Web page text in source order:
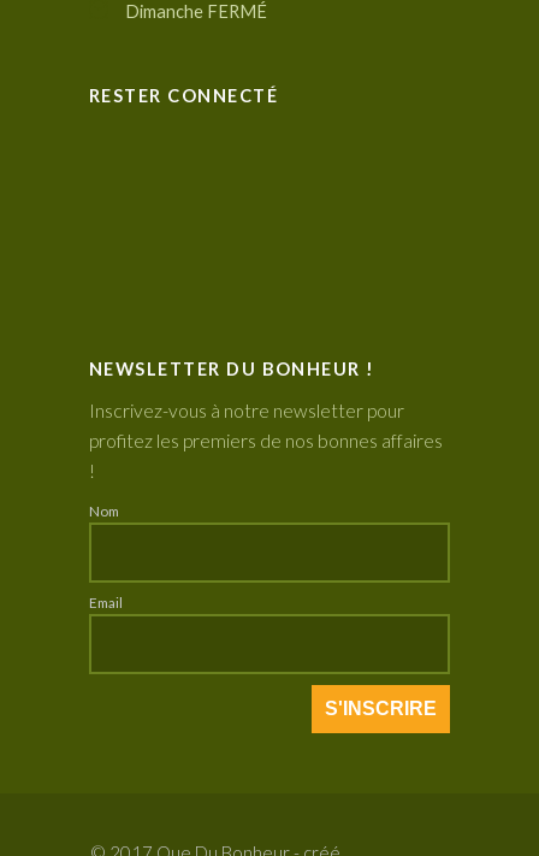
Dimanche FERMÉ
RESTER CONNECTÉ
NEWSLETTER DU BONHEUR !
Inscrivez-vous à notre newsletter pour
profitez les premiers de nos bonnes affaires
!
Nom
Email